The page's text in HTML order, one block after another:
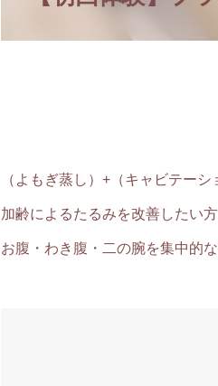
（よもぎ蒸し）+（キャビテー
加齢によるたるみを改善したい
お腹・わき腹・二の腕を集中的